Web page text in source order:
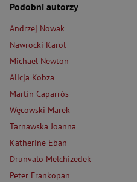
Podobni autorzy
Andrzej Nowak
Nawrocki Karol
Michael Newton
Alicja Kobza
Martín Caparrós
Węcowski Marek
Tarnawska Joanna
Katherine Eban
Drunvalo Melchizedek
Peter Frankopan